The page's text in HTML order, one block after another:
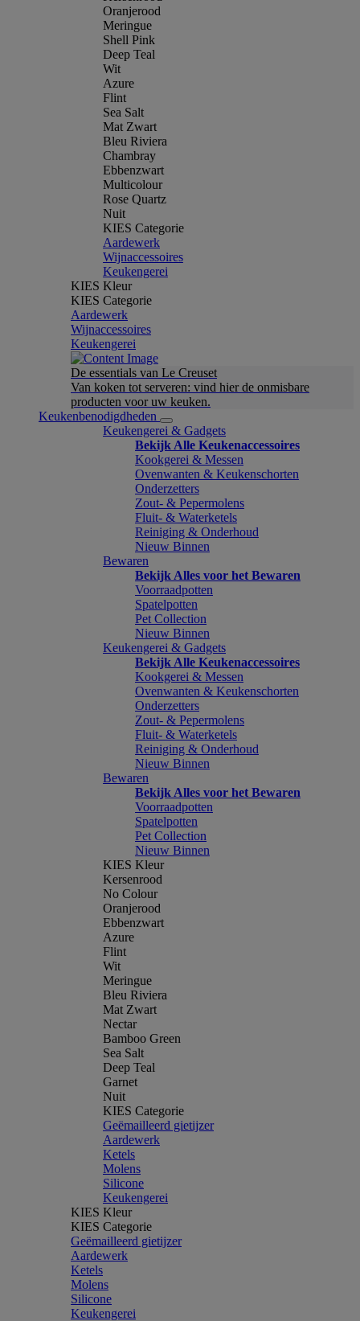
Oranjerood
Meringue
Shell Pink
Deep Teal
Wit
Azure
Flint
Sea Salt
Mat Zwart
Bleu Riviera
Chambray
Ebbenzwart
Multicolour
Rose Quartz
Nuit
KIES Categorie
Aardewerk
Wijnaccessoires
Keukengerei
KIES Kleur
KIES Categorie
Aardewerk
Wijnaccessoires
Keukengerei
De essentials van Le Creuset
Van koken tot serveren: vind hier de onmisbare
producten voor uw keuken.
Keukenbenodigdheden
Keukengerei & Gadgets
Bekijk Alle Keukenaccessoires
Kookgerei & Messen
Ovenwanten & Keukenschorten
Onderzetters
Zout- & Pepermolens
Fluit- & Waterketels
Reiniging & Onderhoud
Nieuw Binnen
Bewaren
Bekijk Alles voor het Bewaren
Voorraadpotten
Spatelpotten
Pet Collection
Nieuw Binnen
Keukengerei & Gadgets
Bekijk Alle Keukenaccessoires
Kookgerei & Messen
Ovenwanten & Keukenschorten
Onderzetters
Zout- & Pepermolens
Fluit- & Waterketels
Reiniging & Onderhoud
Nieuw Binnen
Bewaren
Bekijk Alles voor het Bewaren
Voorraadpotten
Spatelpotten
Pet Collection
Nieuw Binnen
KIES Kleur
Kersenrood
No Colour
Oranjerood
Ebbenzwart
Azure
Flint
Wit
Meringue
Bleu Riviera
Mat Zwart
Nectar
Bamboo Green
Sea Salt
Deep Teal
Garnet
Nuit
KIES Categorie
Geëmailleerd gietijzer
Aardewerk
Ketels
Molens
Silicone
Keukengerei
KIES Kleur
KIES Categorie
Geëmailleerd gietijzer
Aardewerk
Ketels
Molens
Silicone
Keukengerei